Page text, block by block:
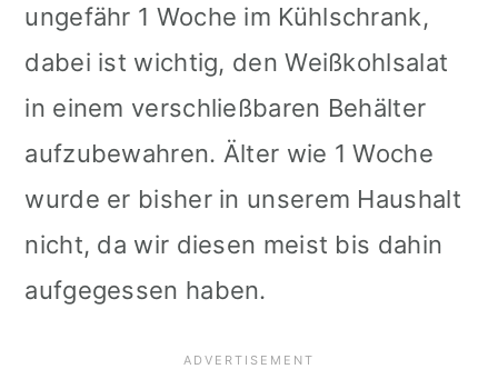
ungefähr 1 Woche im Kühlschrank,
dabei ist wichtig, den Weißkohlsalat
in einem verschließbaren Behälter
aufzubewahren. Älter wie 1 Woche
wurde er bisher in unserem Haushalt
nicht, da wir diesen meist bis dahin
aufgegessen haben.